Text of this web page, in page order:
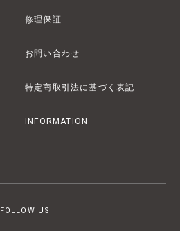
修理保証
お問い合わせ
特定商取引法に基づく表記
INFORMATION
FOLLOW US